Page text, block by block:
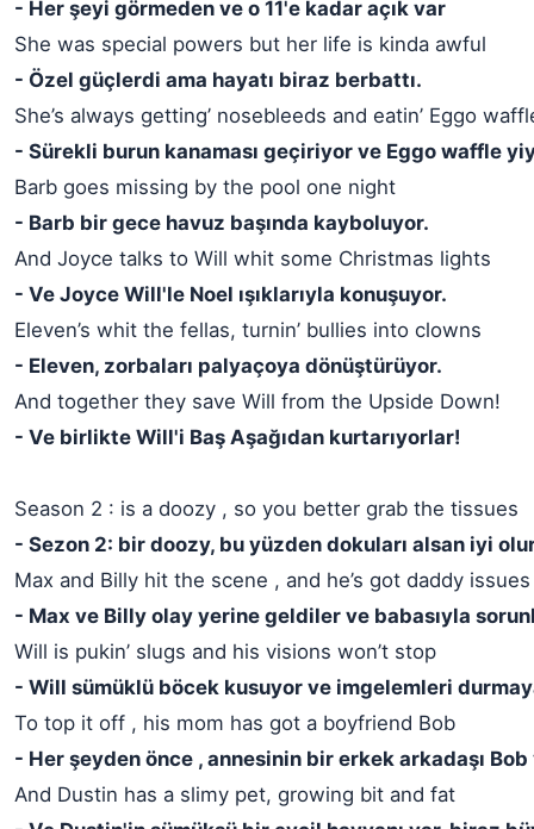
- Her şeyi görmeden ve o 11'e kadar açık var
She was special powers but her life is kinda awful
- Özel güçlerdi ama hayatı biraz berbattı.
She’s always getting’ nosebleeds and eatin’ Eggo
- Sürekli burun kanaması geçiriyor ve Eggo waffle
Barb goes missing by the pool one night
- Barb bir gece havuz başında kayboluyor.
And Joyce talks to Will whit some Christmas lights
- Ve Joyce Will'le Noel ışıklarıyla konuşuyor.
Eleven’s whit the fellas, turnin’ bullies into clowns
- Eleven, zorbaları palyaçoya dönüştürüyor.
And together they save Will from the Upside Down!
- Ve birlikte Will'i Baş Aşağıdan kurtarıyorlar!
Season 2 : is a doozy , so you better grab the tissues
- Sezon 2: bir doozy, bu yüzden dokuları alsan iyi
Max and Billy hit the scene , and he’s got daddy issues
- Max ve Billy olay yerine geldiler ve babasıyla
Will is pukin’ slugs and his visions won’t stop
- Will sümüklü böcek kusuyor ve imgelemleri
To top it off , his mom has got a boyfriend Bob
- Her şeyden önce , annesinin bir erkek arkadaşı Bob
And Dustin has a slimy pet, growing bit and fat